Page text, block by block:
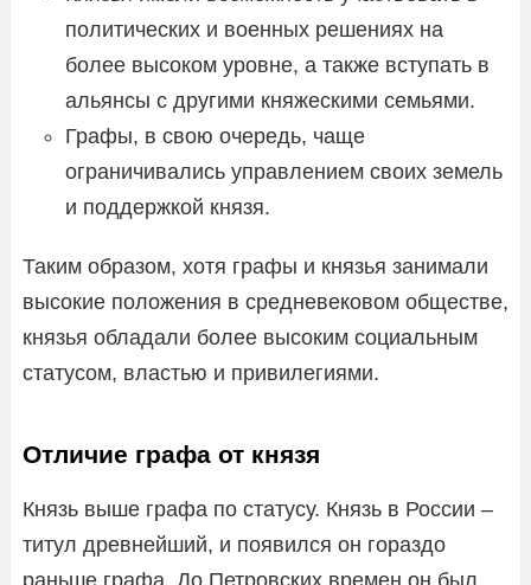
политических и военных решениях на
более высоком уровне, а также вступать в
альянсы с другими княжескими семьями.
Графы, в свою очередь, чаще
ограничивались управлением своих земель
и поддержкой князя.
Таким образом, хотя графы и князья занимали
высокие положения в средневековом обществе,
князья обладали более высоким социальным
статусом, властью и привилегиями.
Отличие графа от князя
Князь выше графа по статусу. Князь в России –
титул древнейший, и появился он гораздо
раньше графа. До Петровских времен он был